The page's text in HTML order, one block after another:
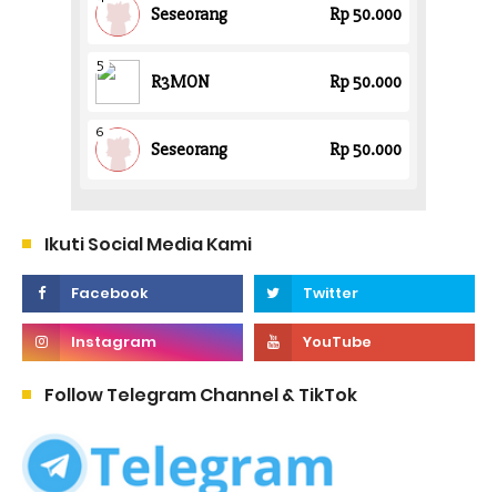
Ikuti Social Media Kami
Follow Telegram Channel & TikTok